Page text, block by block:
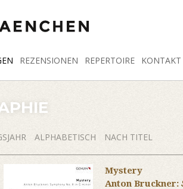
REZENSIONEN REPERTOIRE KONTAKT
ALPHABETISCH NACH TITEL
Mystery
Anton Bruckner: